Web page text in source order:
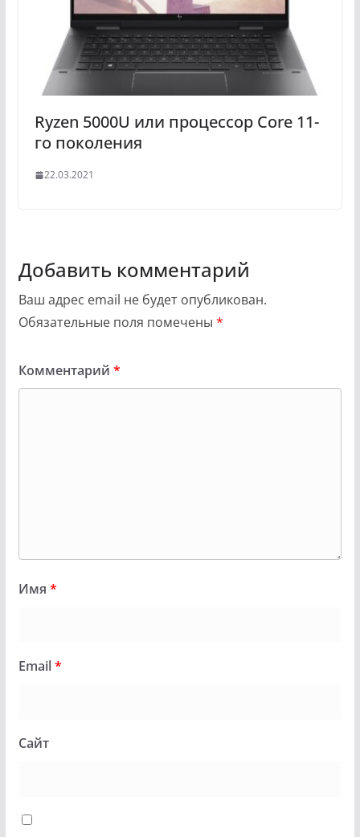
Ryzen 5000U или процессор Core 11-
го поколения
22.03.2021
Добавить комментарий
Ваш адрес email не будет опубликован.
Обязательные поля помечены *
Комментарий *
Имя *
Email*
Сайт